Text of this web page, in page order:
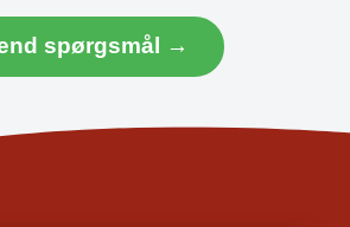
spørgsmål →